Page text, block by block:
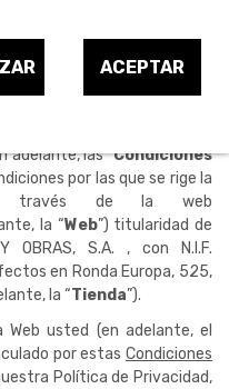
ACEPTAR
PREVIAS AL INICIO DEL
adelante, las "Condiciones
por las que se rige la
través de la web
la “Web”) titularidad de
Y OBRAS, S.A. , con N.I.F.
en Ronda Europa, 525,
la “Tienda”).
usted (en adelante, el
por estas Condiciones
Política de Privacidad,